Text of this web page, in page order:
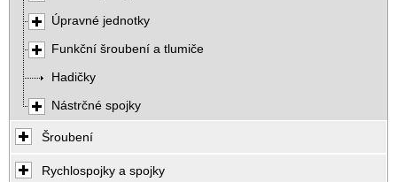
Úpravné jednotky
Funkční šroubení a tlumiče
Hadičky
Nástrčné spojky
Šroubení
Rychlospojky a spojky